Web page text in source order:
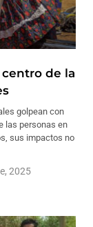
de la
golpean con
las personas en
sus impactos no
2025